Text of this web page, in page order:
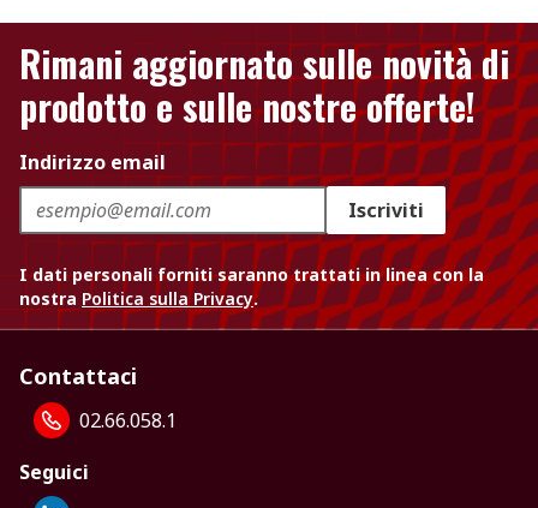
Rimani aggiornato sulle novità di
prodotto e sulle nostre offerte!
Indirizzo email
Iscriviti
I dati personali forniti saranno trattati in linea con la
nostra Politica sulla Privacy.
Contattaci
02.66.058.1
Seguici